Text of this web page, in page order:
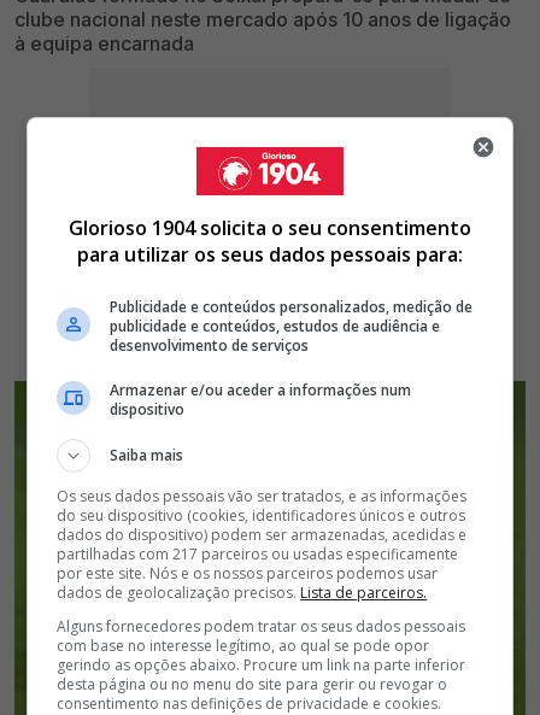
clube nacional neste mercado após 10 anos de ligação
à equipa encarnada
Glorioso 1904 solicita o seu consentimento
para utilizar os seus dados pessoais para:
Publicidade e conteúdos personalizados, medição de
publicidade e conteúdos, estudos de audiência e
desenvolvimento de serviços
Armazenar e/ou aceder a informações num
dispositivo
Saiba mais
Os seus dados pessoais vão ser tratados, e as informações
do seu dispositivo (cookies, identificadores únicos e outros
dados do dispositivo) podem ser armazenadas, acedidas e
partilhadas com 217 parceiros ou usadas especificamente
por este site. Nós e os nossos parceiros podemos usar
dados de geolocalização precisos. Lista de parceiros.
Alguns fornecedores podem tratar os seus dados pessoais
com base no interesse legítimo, ao qual se pode opor
gerindo as opções abaixo. Procure um link na parte inferior
desta página ou no menu do site para gerir ou revogar o
consentimento nas definições de privacidade e cookies.